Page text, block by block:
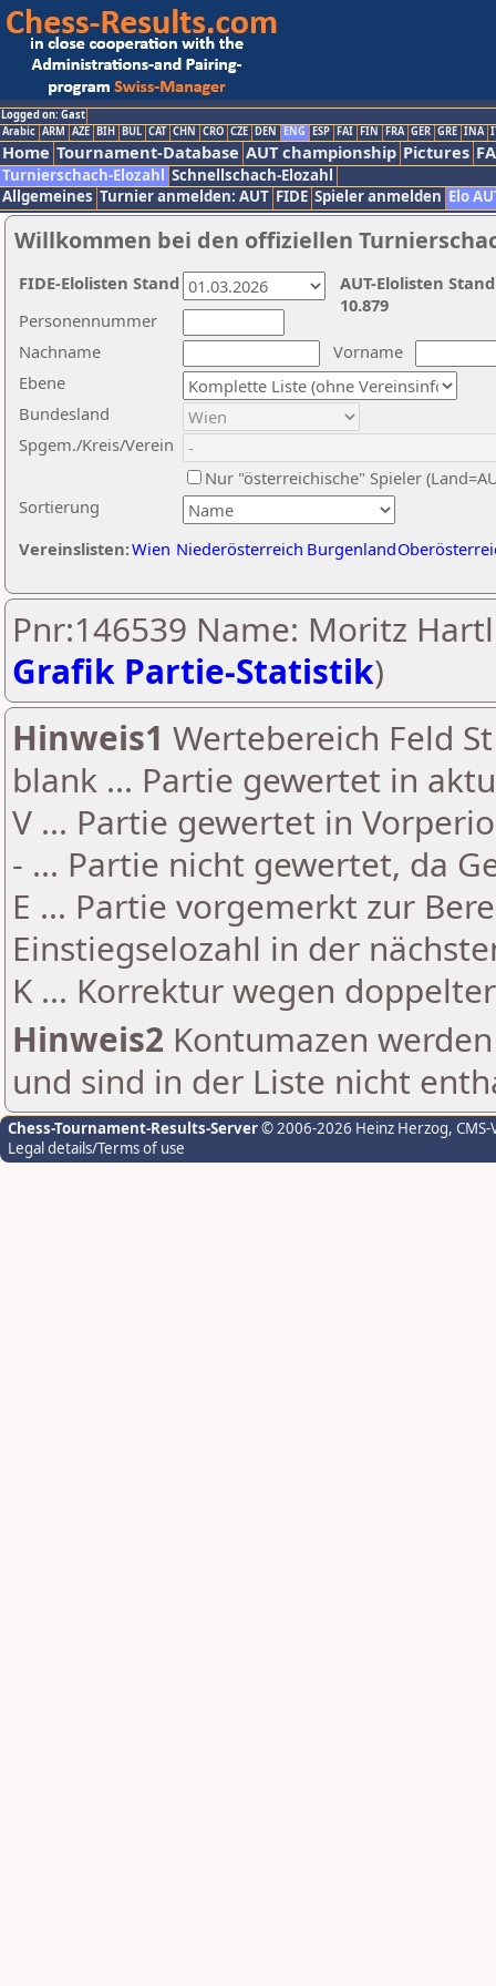
Logged on: Gast
Arabic ARM AZE BIH BUL CAT CHN CRO CZE DEN ENG ESP FAI FIN FRA GER GRE INA
Home Tournament-Database AUT championship Pictures
Turnierschach-Elozahl Schnellschach-Elozahl
Allgemeines Turnier anmelden: AUT FIDE Spieler anmelden Elo
Willkommen bei den offiziellen
Nachname
Vorname
Ebene
Sortierung
Personennummer
Bundesland
Spgem./Kreis/Verein
Nur "österreichische" Spieler
Vereinslisten:Wien Niederösterreich Burgenland
AUT-Elolisten
10.879
FIDE-Elolisten Stand
Pnr:146539 Name: Moritz
Grafik Partie-Statistik)
Hinweis1 Wertebereich Feld
blank ... Partie gewertet in
V ... Partie gewertet in
- ... Partie nicht gewertet, da
E ... Partie vorgemerkt zur
Einstiegselozahl in der
K ... Korrektur wegen
Hinweis2 Kontumazen
und sind in der Liste nicht
Chess-Tournament-Results-Server© 2006-2026 Heinz Herzog,
Legal details/Terms of use